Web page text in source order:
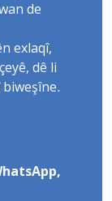
de
exlaqî,
dê li